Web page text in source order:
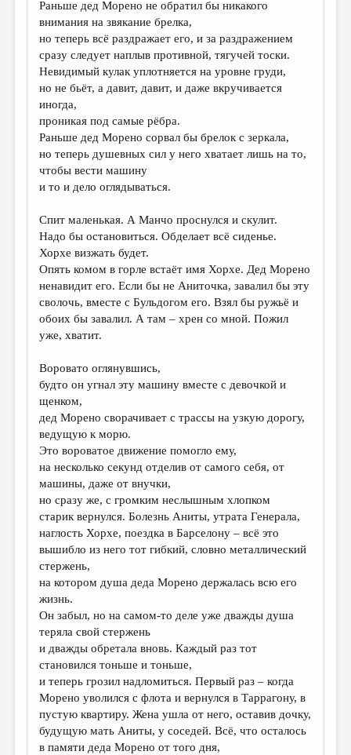
Раньше дед Морено не обратил бы никакого
внимания на звякание брелка,
но теперь всё раздражает его, и за раздражением
сразу следует наплыв противной, тягучей тоски.
Невидимый кулак уплотняется на уровне груди,
но не бьёт, а давит, давит, и даже вкручивается
иногда,
проникая под самые рёбра.
Раньше дед Морено сорвал бы брелок с зеркала,
но теперь душевных сил у него хватает лишь на то,
чтобы вести машину
и то и дело оглядываться.
Спит маленькая. А Манчо проснулся и скулит.
Надо бы остановиться. Обделает всё сиденье.
Хорхе визжать будет.
Опять комом в горле встаёт имя Хорхе. Дед Морено
ненавидит его. Если бы не Аниточка, завалил бы эту
сволочь, вместе с Бульдогом его. Взял бы ружьё и
обоих бы завалил. А там – хрен со мной. Пожил
уже, хватит.
Воровато оглянувшись,
будто он угнал эту машину вместе с девочкой и
щенком,
дед Морено сворачивает с трассы на узкую дорогу,
ведущую к морю.
Это вороватое движение помогло ему,
на несколько секунд отделив от самого себя, от
машины, даже от внучки,
но сразу же, с громким неслышным хлопком
старик вернулся. Болезнь Аниты, утрата Генерала,
наглость Хорхе, поездка в Барселону – всё это
вышибло из него тот гибкий, словно металлический
стержень,
на котором душа деда Морено держалась всю его
жизнь.
Он забыл, но на самом-то деле уже дважды душа
теряла свой стержень
и дважды обретала вновь. Каждый раз тот
становился тоньше и тоньше,
и теперь грозил надломиться. Первый раз – когда
Морено уволился с флота и вернулся в Таррагону, в
пустую квартиру. Жена ушла от него, оставив дочку,
будущую мать Аниты, у соседей. Всё, что осталось
в памяти деда Морено от того дня,